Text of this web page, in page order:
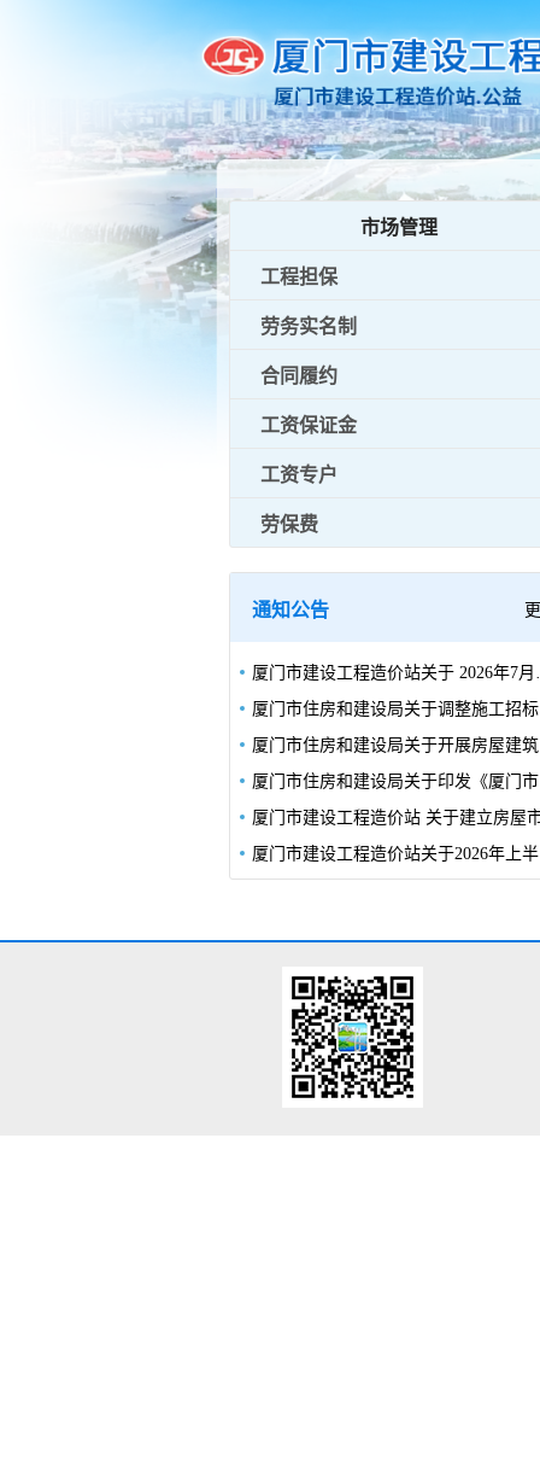
市场管理
工程担保
劳务实名制
合同履约
工资保证金
工资专户
劳保费
通知公告
厦门市建设工